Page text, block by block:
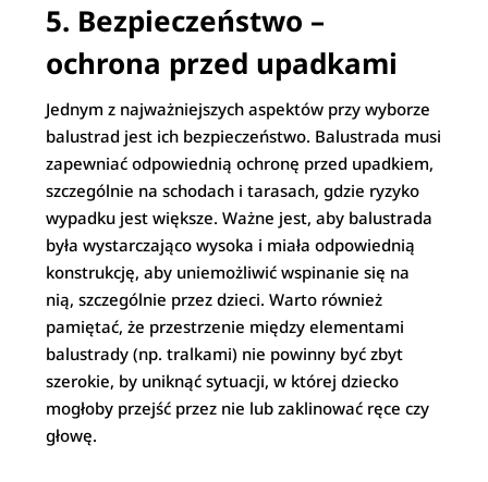
5. Bezpieczeństwo –
ochrona przed upadkami
Jednym z najważniejszych aspektów przy wyborze
balustrad jest ich bezpieczeństwo. Balustrada musi
zapewniać odpowiednią ochronę przed upadkiem,
szczególnie na schodach i tarasach, gdzie ryzyko
wypadku jest większe. Ważne jest, aby balustrada
była wystarczająco wysoka i miała odpowiednią
konstrukcję, aby uniemożliwić wspinanie się na
nią, szczególnie przez dzieci. Warto również
pamiętać, że przestrzenie między elementami
balustrady (np. tralkami) nie powinny być zbyt
szerokie, by uniknąć sytuacji, w której dziecko
mogłoby przejść przez nie lub zaklinować ręce czy
głowę.